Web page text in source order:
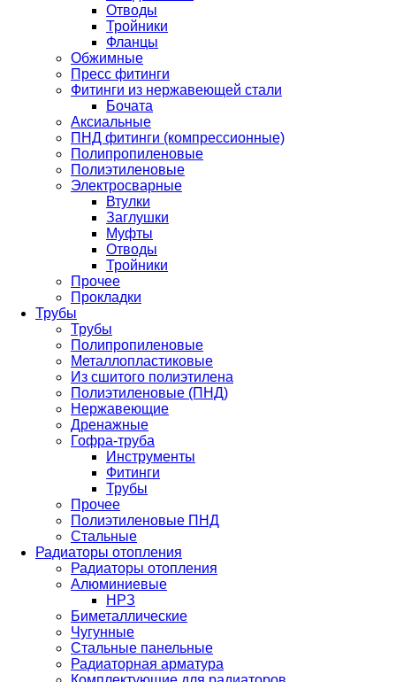
Отводы
Тройники
Фланцы
Обжимные
Пресс фитинги
Фитинги из нержавеющей стали
Бочата
Аксиальные
ПНД фитинги (компрессионные)
Полипропиленовые
Полиэтиленовые
Электросварные
Втулки
Заглушки
Муфты
Отводы
Тройники
Прочее
Прокладки
Трубы
Трубы
Полипропиленовые
Металлопластиковые
Из сшитого полиэтилена
Полиэтиленовые (ПНД)
Нержавеющие
Дренажные
Гофра-труба
Инструменты
Фитинги
Трубы
Прочее
Полиэтиленовые ПНД
Стальные
Радиаторы отопления
Радиаторы отопления
Алюминиевые
НРЗ
Биметаллические
Чугунные
Стальные панельные
Радиаторная арматура